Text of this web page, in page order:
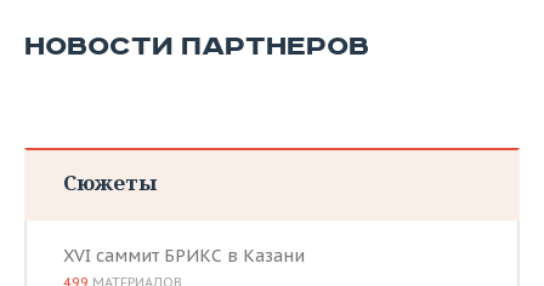
НОВОСТИ ПАРТНЕРОВ
Сюжеты
XVI саммит БРИКС в Казани
499 МАТЕРИАЛОВ